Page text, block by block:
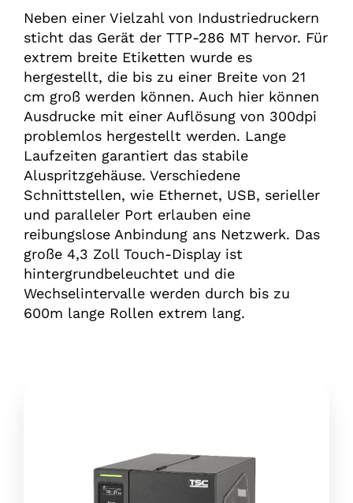
Neben einer Vielzahl von Industriedruckern
sticht das Gerät der TTP-286 MT hervor. Für
extrem breite Etiketten wurde es
hergestellt, die bis zu einer Breite von 21
cm groß werden können. Auch hier können
Ausdrucke mit einer Auflösung von 300dpi
problemlos hergestellt werden. Lange
Laufzeiten garantiert das stabile
Aluspritzgehäuse. Verschiedene
Schnittstellen, wie Ethernet, USB, serieller
und paralleler Port erlauben eine
reibungslose Anbindung ans Netzwerk. Das
große 4,3 Zoll Touch-Display ist
hintergrundbeleuchtet und die
Wechselintervalle werden durch bis zu
600m lange Rollen extrem lang.